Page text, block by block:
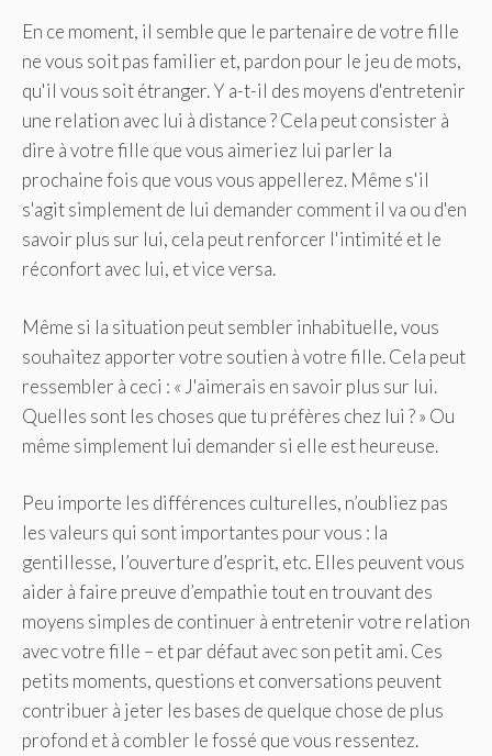
En ce moment, il semble que le partenaire de votre fille
ne vous soit pas familier et, pardon pour le jeu de mots,
qu'il vous soit étranger. Y a-t-il des moyens d'entretenir
une relation avec lui à distance ? Cela peut consister à
dire à votre fille que vous aimeriez lui parler la
prochaine fois que vous vous appellerez. Même s'il
s'agit simplement de lui demander comment il va ou d'en
savoir plus sur lui, cela peut renforcer l'intimité et le
réconfort avec lui, et vice versa.
Même si la situation peut sembler inhabituelle, vous
souhaitez apporter votre soutien à votre fille. Cela peut
ressembler à ceci : « J'aimerais en savoir plus sur lui.
Quelles sont les choses que tu préfères chez lui ? » Ou
même simplement lui demander si elle est heureuse.
Peu importe les différences culturelles, n’oubliez pas
les valeurs qui sont importantes pour vous : la
gentillesse, l’ouverture d’esprit, etc. Elles peuvent vous
aider à faire preuve d’empathie tout en trouvant des
moyens simples de continuer à entretenir votre relation
avec votre fille – et par défaut avec son petit ami. Ces
petits moments, questions et conversations peuvent
contribuer à jeter les bases de quelque chose de plus
profond et à combler le fossé que vous ressentez.